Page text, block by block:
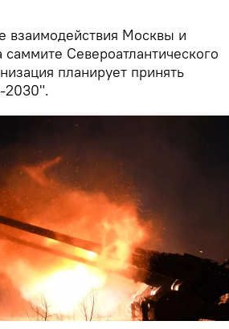
взаимодействия Москвы и
Североатлантического
планирует принять
2030".